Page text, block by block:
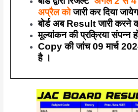
अप्रैल कोजारी कर दिया
बोर्ड अब Result जारी करने
मूल्यांकन की प्रक्रिया संपन्न
Copy की जांच 09 मार्च
है ।